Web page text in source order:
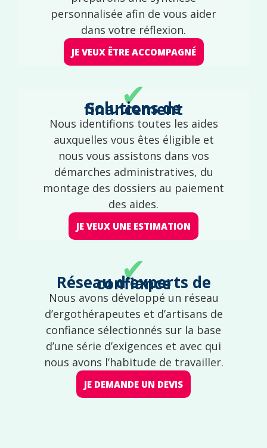
personnalisée afin de vous aider
dans votre réflexion.
JE VEUX ÊTRE ACCOMPAGNÉ
✔
Solutions de financement
Nous identifions toutes les aides
auxquelles vous êtes éligible et
nous vous assistons dans vos
démarches administratives, du
montage des dossiers au paiement
des aides.
JE VEUX UNE ESTIMATION
✔
Réseau d'experts de confiance
Nous avons développé un réseau
d’ergothérapeutes et d’artisans de
confiance sélectionnés sur la base
d’une série d’exigences et avec qui
nous avons l’habitude de travailler.
JE DEMANDE UN DEVIS